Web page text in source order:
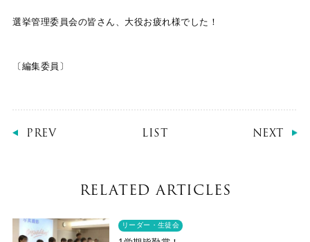
選挙管理委員会の皆さん、大役お疲れ様でした！
〔編集委員〕
PREV LIST NEXT
RELATED ARTICLES
リーダー・生徒会